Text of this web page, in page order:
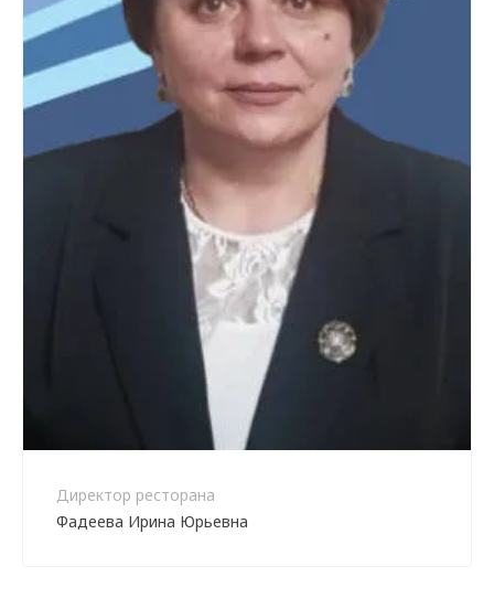
Директор ресторана
Фадеева Ирина Юрьевна